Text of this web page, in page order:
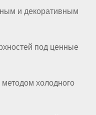
и декоративным
под ценные
методом холодного